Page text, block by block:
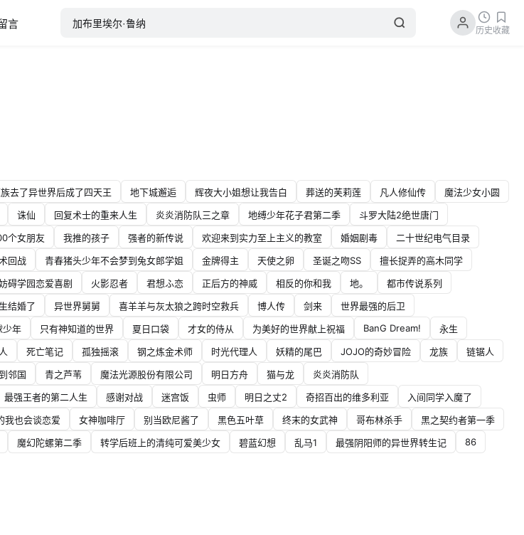
言 历史收藏
族去了异世界后成了四天王 地下城邂逅 辉夜大小姐想让我告白 葬送的芙莉莲 凡人修仙传
魔法少女小圆
诛仙 回复术士的重来人生 炎炎消防队三之章 地缚少年花子君第二季
斗罗大陆2绝世唐门
个女朋友 我推的孩子 强者的新传说 欢迎来到实力至上主义的教室 婚姻剧毒
二十世纪电气目录
回战 青春猪头少年不会梦到兔女郎学姐 金牌得主 天使之卵 圣诞之吻SS
擅长捉弄的高木同学
碍学园恋爱喜剧 火影忍者 君想ふ恋 正后方的神威 相反的你和我 地。
都市传说系列
结婚了 异世界舅舅 喜羊羊与灰太狼之跨时空救兵 博人传 剑来
世界最强的后卫
少年 只有神知道的世界 夏日口袋 才女的侍从 为美好的世界献上祝福 BanG Dream!
永生
死亡笔记 孤独摇滚 钢之炼金术师 时光代理人 妖精的尾巴 JOJO的奇妙冒险 龙族
链锯人
邻国 青之芦苇 魔法光源股份有限公司 明日方舟 猫与龙
炎炎消防队
最强王者的第二人生 感谢对战 迷宫饭 虫师 明日之丈2 奇招百出的维多利亚
入间同学入魔了
我也会谈恋爱 女神咖啡厅 别当欧尼酱了 黑色五叶草 终末的女武神 哥布林杀手
黑之契约者第一季
魔幻陀螺第二季 转学后班上的清纯可爱美少女 碧蓝幻想 乱马1 最强阴阳师的异世界转生记 86